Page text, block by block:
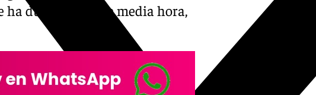
ha durado más de media hora,